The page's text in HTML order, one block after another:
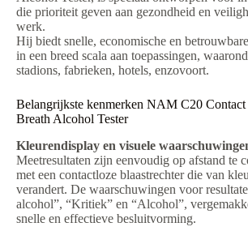
die prioriteit geven aan gezondheid en
werk.
Hij biedt snelle, economische en
in een breed scala aan toepassingen,
stadions, fabrieken, hotels, enzovoort.
Belangrijkste kenmerken NAM C20 Contact
Breath Alcohol Tester
Kleurendisplay en visuele
Meetresultaten zijn eenvoudig op afstand te
met een contactloze blaastrechter die van
verandert. De waarschuwingen voor
alcohol”, “Kritiek” en “Alcohol”,
snelle en effectieve besluitvorming.